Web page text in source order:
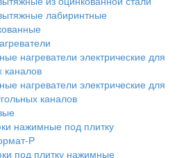
лабиринтные
нагреватели электрические для
каналов
нагреватели электрические для
каналов
нажимные под плитку
Р
под плитку нажимные